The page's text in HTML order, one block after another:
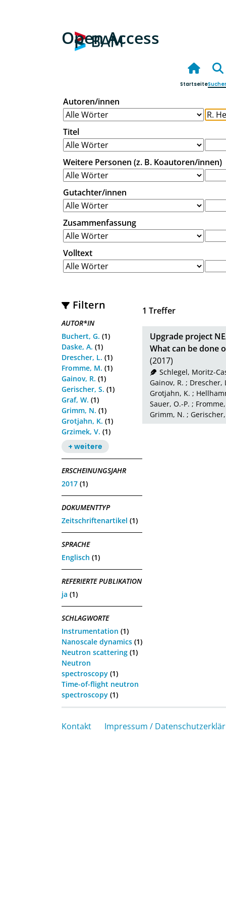
Open Access
Startseite
Autoren/innen
Titel
Weitere Personen (z. B. Koautoren/innen)
Gutachter/innen
Zusammenfassung
Volltext
Filtern
AUTOR*IN
Buchert, G. (1)
Daske, A. (1)
Drescher, L. (1)
Fromme, M. (1)
Gainov, R. (1)
Gerischer, S. (1)
Graf, W. (1)
Grimm, N. (1)
Grotjahn, K. (1)
Grzimek, V. (1)
+ weitere
ERSCHEINUNGSJAHR
2017 (1)
DOKUMENTTYP
Zeitschriftenartikel (1)
SPRACHE
Englisch (1)
REFERIERTE PUBLIKATION
ja (1)
SCHLAGWORTE
Instrumentation (1)
Nanoscale dynamics (1)
Neutron scattering (1)
Neutron
spectroscopy (1)
Time-of-flight neutron
spectroscopy (1)
1 Treffer
Upgrade project
What can be done
(2017)
Schlegel, Moritz-
Gainov, R. ; Drescher,
Grotjahn, K. ;
Sauer, O.-P. ;
Grimm, N. ;
Kontakt Impressum /